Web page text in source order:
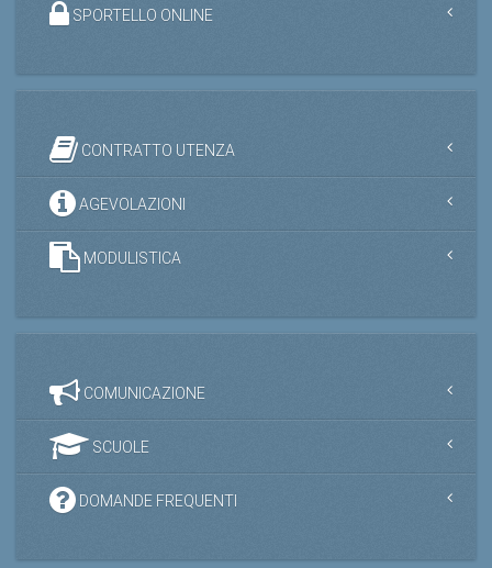
SPORTELLO ONLINE
CONTRATTO UTENZA
AGEVOLAZIONI
MODULISTICA
COMUNICAZIONE
SCUOLE
DOMANDE FREQUENTI